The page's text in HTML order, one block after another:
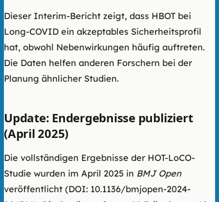
Dieser Interim-Bericht zeigt, dass HBOT bei
Long-COVID ein akzeptables Sicherheitsprofil
hat, obwohl Nebenwirkungen häufig auftreten.
Die Daten helfen anderen Forschern bei der
Planung ähnlicher Studien.
Update: Endergebnisse publiziert
(April 2025)
Die vollständigen Ergebnisse der HOT-LoCO-
Studie wurden im April 2025 in BMJ Open
veröffentlicht (DOI: 10.1136/bmjopen-2024-